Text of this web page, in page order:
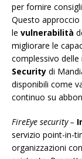
per fornire
Questo
le vulnerabilità
migliorare le
complessivo delle
Security di
disponibili come
continuo su
FireEye security –
servizio point-in-
organizzazioni